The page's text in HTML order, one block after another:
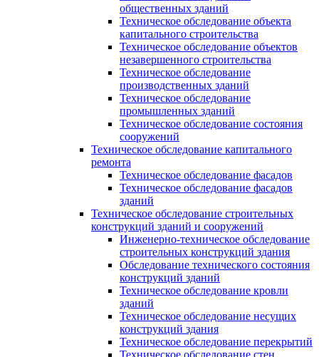
общественных зданий
Техническое обследование объекта
капитального строительства
Техническое обследование объектов
незавершенного строительства
Техническое обследование
производственных зданий
Техническое обследование
промышленных зданий
Техническое обследование состояния
сооружений
Техническое обследование капитального
ремонта
Техническое обследование фасадов
Техническое обследование фасадов
зданий
Техническое обследование строительных
конструкций зданий и сооружений
Инженерно-техническое обследование
строительных конструкций здания
Обследование технического состояния
конструкций зданий
Техническое обследование кровли
зданий
Техническое обследование несущих
конструкций здания
Техническое обследование перекрытий